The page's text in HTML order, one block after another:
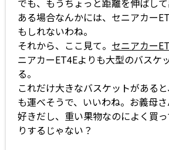
でも、もうちょっと距離を伸ばし
ある場合なんかには、セニアカー
もしれないわね。
それから、ここ見て。 セニアカー
ニアカーET4Eよりも大型のバスケ
る。
これだけ大きなバスケットがある
も運べそうで、いいわね。お義母
好きだし、重い果物なのによく買
りするじゃない？